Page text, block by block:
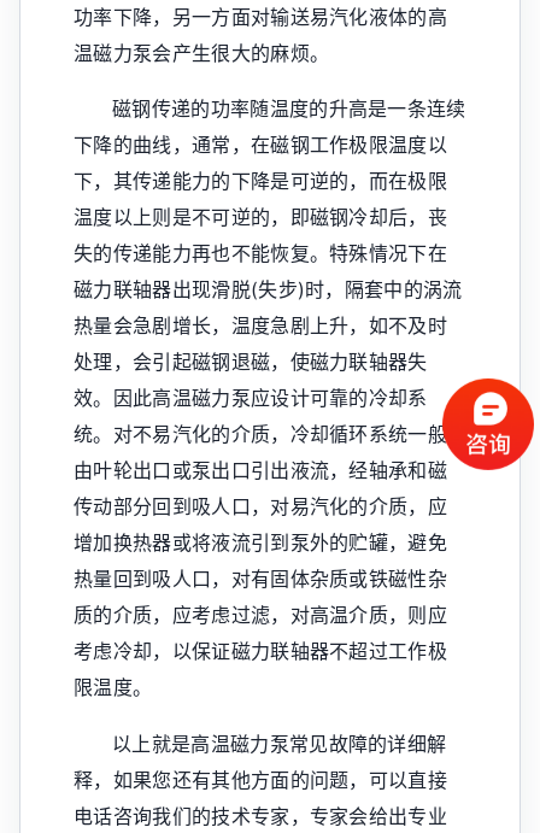
功率下降，另一方面对输送易汽化液体的高
温磁力泵会产生很大的麻烦。
磁钢传递的功率随温度的升高是一条连续
下降的曲线，通常，在磁钢工作极限温度以
下，其传递能力的下降是可逆的，而在极限
温度以上则是不可逆的，即磁钢冷却后，丧
失的传递能力再也不能恢复。特殊情况下在
磁力联轴器出现滑脱(失步)时，隔套中的涡流
热量会急剧增长，温度急剧上升，如不及时
处理，会引起磁钢退磁，使磁力联轴器失
效。因此高温磁力泵应设计可靠的冷却系
统。对不易汽化的介质，冷却循环系统一般
由叶轮出口或泵出口引出液流，经轴承和磁
传动部分回到吸人口，对易汽化的介质，应
增加换热器或将液流引到泵外的贮罐，避免
热量回到吸人口，对有固体杂质或铁磁性杂
质的介质，应考虑过滤，对高温介质，则应
考虑冷却，以保证磁力联轴器不超过工作极
限温度。
以上就是高温磁力泵常见故障的详细解
释，如果您还有其他方面的问题，可以直接
电话咨询我们的技术专家，专家会给出专业